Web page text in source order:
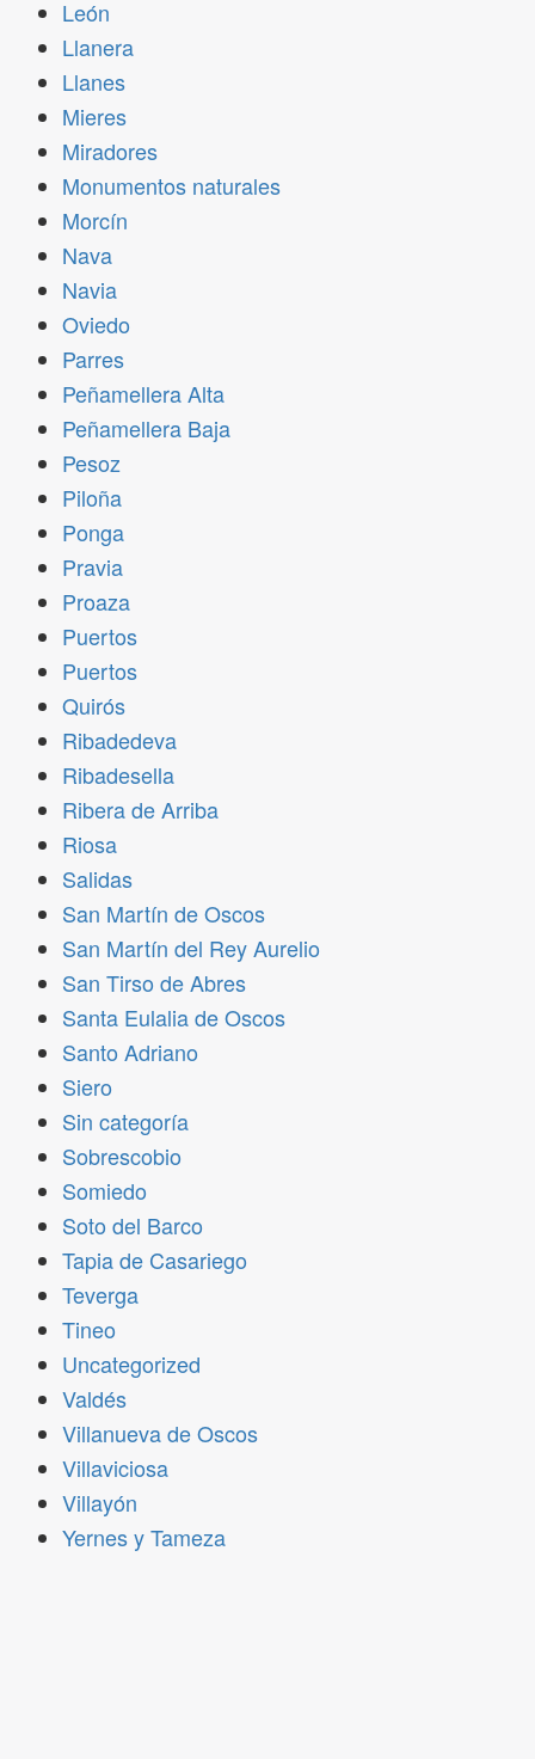
León
Llanera
Llanes
Mieres
Miradores
Monumentos naturales
Morcín
Nava
Navia
Oviedo
Parres
Peñamellera Alta
Peñamellera Baja
Pesoz
Piloña
Ponga
Pravia
Proaza
Puertos
Puertos
Quirós
Ribadedeva
Ribadesella
Ribera de Arriba
Riosa
Salidas
San Martín de Oscos
San Martín del Rey Aurelio
San Tirso de Abres
Santa Eulalia de Oscos
Santo Adriano
Siero
Sin categoría
Sobrescobio
Somiedo
Soto del Barco
Tapia de Casariego
Teverga
Tineo
Uncategorized
Valdés
Villanueva de Oscos
Villaviciosa
Villayón
Yernes y Tameza